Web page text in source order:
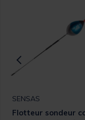
SENSAS
Flotteur sondeur